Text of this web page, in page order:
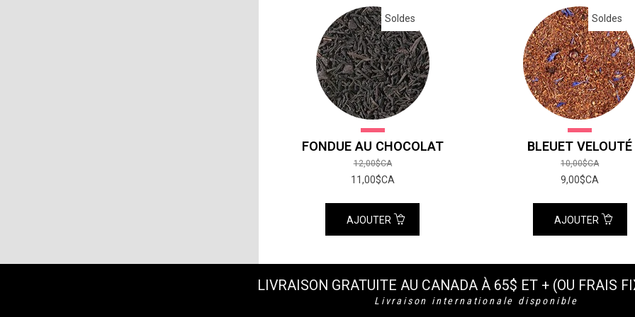
Soldes
FONDUE AU CHOCOLAT
12,00$CA
11,00$CA
AJOUTER
Soldes
BLEUET VELOUTÉ
10,00$CA
9,00$CA
AJOUTER
LIVRAISON GRATUITE AU CANADA À 65$ ET + (OU FRAIS
Livraison internationale disponible